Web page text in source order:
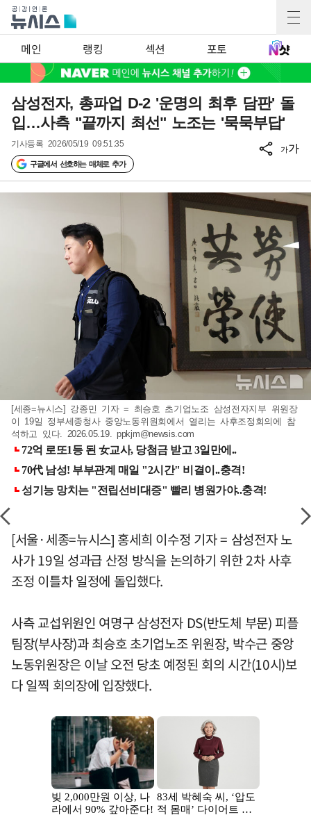
메인 랭킹 섹션 포토
삼성전자, 총파업 D-2 '운명의 최후 담판' 돌
입…사측 "끝까지 최선" 노조는 '묵묵부답'
기사등록 2026/05/19 09:51:35
구글에서 선호하는 매체로 추가
가가
[세종=뉴시스] 강종민 기자 = 최승호 초기업노조 삼성전자지부 위원장
이 19일 정부세종청사 중앙노동위원회에서 열리는 사후조정회의에 참
석하고 있다. 2026.05.19. ppkjm@newsis.com
[서울·세종=뉴시스] 홍세희 이수정 기자 = 삼성전자 노
사가 19일 성과급 산정 방식을 논의하기 위한 2차 사후
조정 이틀차 일정에 돌입했다.
사측 교섭위원인 여명구 삼성전자 DS(반도체 부문) 피플
팀장(부사장)과 최승호 초기업노조 위원장, 박수근 중앙
노동위원장은 이날 오전 당초 예정된 회의 시간(10시)보
다 일찍 회의장에 입장했다.